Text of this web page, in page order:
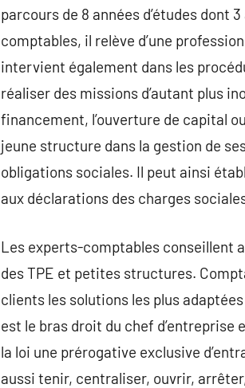
parcours de 8 années d’études dont
comptables, il relève d’une
intervient également dans les
réaliser des missions d’autant plus
financement, l’ouverture de capital
jeune structure dans la gestion de
obligations sociales. Il peut ainsi
aux déclarations des charges
Les experts-comptables conseillent
des TPE et petites structures.
clients les solutions les plus
est le bras droit du chef
la loi une prérogative exclusive
aussi tenir, centraliser, ouvrir,